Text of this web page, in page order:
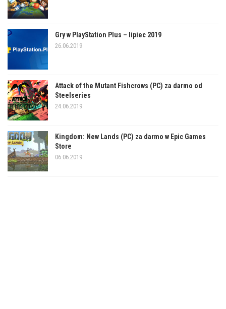
Gry w PlayStation Plus – lipiec 2019
26.06.2019
Attack of the Mutant Fishcrows (PC) za darmo od
Steelseries
24.06.2019
Kingdom: New Lands (PC) za darmo w Epic Games
Store
06.06.2019